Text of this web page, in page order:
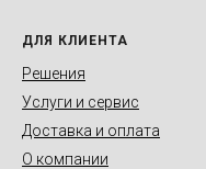
ДЛЯ КЛИЕНТА
Решения
Услуги и сервис
Доставка и оплата
О компании